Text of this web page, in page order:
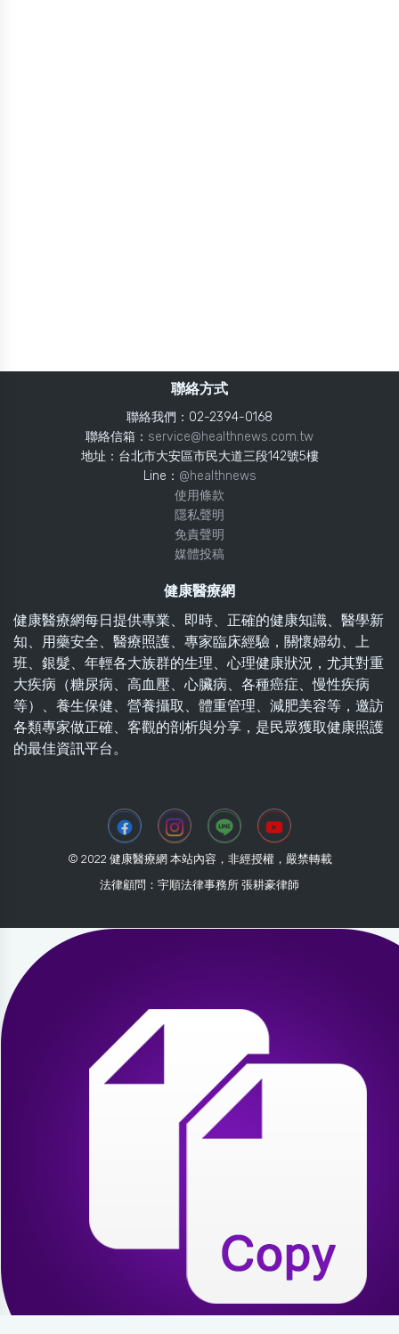
聯絡方式
聯絡我們：02-2394-0168
聯絡信箱： service@healthnews.com.tw
地址：台北市大安區市民大道三段142號5樓
Line： @healthnews
使用條款
隱私聲明
免責聲明
媒體投稿
健康醫療網
健康醫療網每日提供專業、即時、正確的健康知識、醫學新
知、用藥安全、醫療照護、專家臨床經驗，關懷婦幼、上
班、銀髮、年輕各大族群的生理、心理健康狀況，尤其對重
大疾病（糖尿病、高血壓、心臟病、各種癌症、慢性疾病
等）、養生保健、營養攝取、體重管理、減肥美容等，邀訪
各類專家做正確、客觀的剖析與分享，是民眾獲取健康照護
的最佳資訊平台。
© 2022 健康醫療網 本站內容，非經授權，嚴禁轉載
法律顧問：宇順法律事務所 張耕豪律師